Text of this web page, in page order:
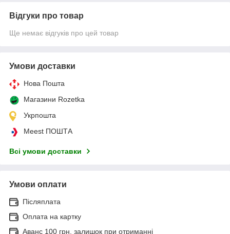
Відгуки про товар
Ще немає відгуків про цей товар
Умови доставки
Нова Пошта
Магазини Rozetka
Укрпошта
Meest ПОШТА
Всі умови доставки
Умови оплати
Післяплата
Оплата на картку
Аванс 100 грн, залишок при отриманні